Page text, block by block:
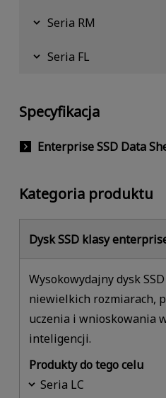
Seria RM
Seria FL
Specyfikacja
Enterprise SSD Data
Kategoria produktu
Dysk SSD klasy
Wysokowydajny dysk
niewielkich rozmiarach,
uczenia i wnioskowania
inteligencji.
Produkty do tego celu
Seria LC